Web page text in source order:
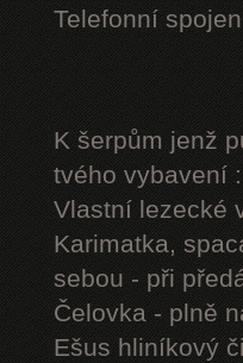
Telefonní
K šerpům jenž
tvého vybavení :
Vlastní lezecké
Karimatka,
sebou - při
Čelovka - plně
Ešus hliníkový